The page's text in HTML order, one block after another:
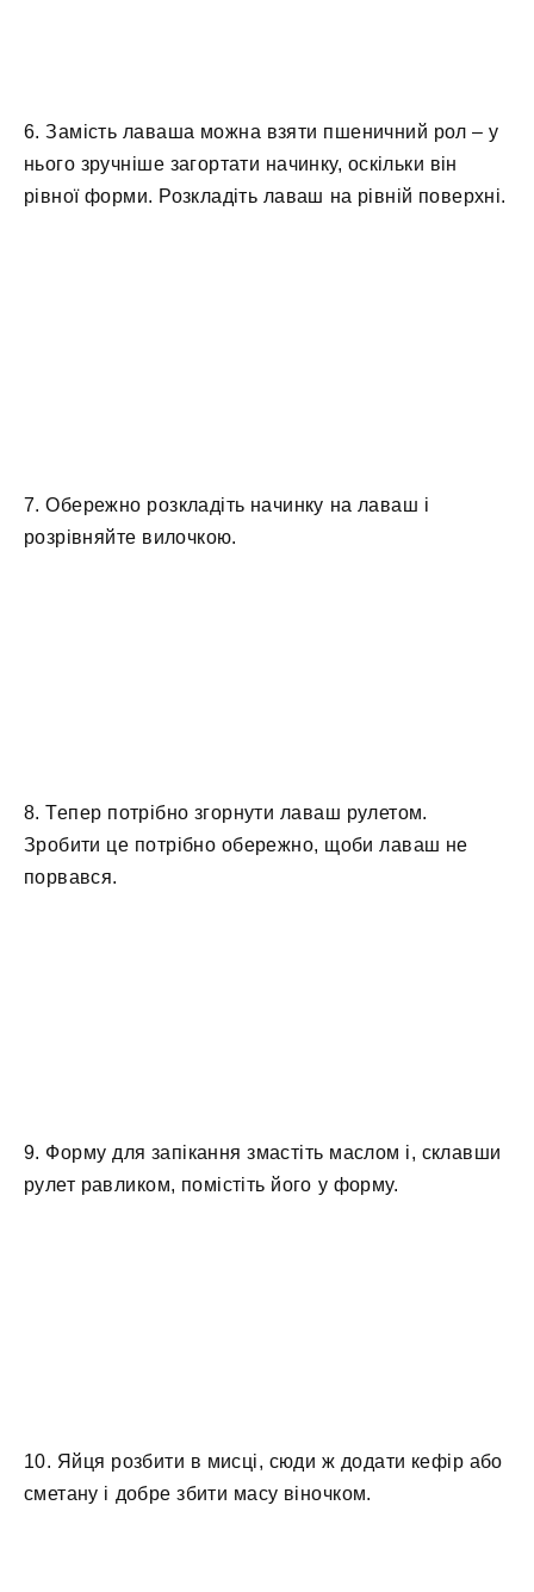
6. Замість лаваша можна взяти пшеничний рол – у
нього зручніше загортати начинку, оскільки він
рівної форми. Розкладіть лаваш на рівній поверхні.
7. Обережно розкладіть начинку на лаваш і
розрівняйте вилочкою.
8. Тепер потрібно згорнути лаваш рулетом.
Зробити це потрібно обережно, щоби лаваш не
порвався.
9. Форму для запікання змастіть маслом і, склавши
рулет равликом, помістіть його у форму.
10. Яйця розбити в мисці, сюди ж додати кефір або
сметану і добре збити масу віночком.